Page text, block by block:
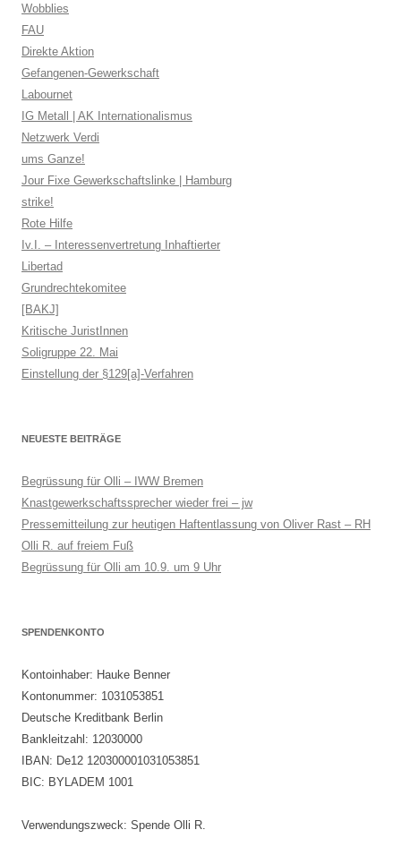
Wobblies
FAU
Direkte Aktion
Gefangenen-Gewerkschaft
Labournet
IG Metall | AK Internationalismus
Netzwerk Verdi
ums Ganze!
Jour Fixe Gewerkschaftslinke | Hamburg
strike!
Rote Hilfe
Iv.I. – Interessenvertretung Inhaftierter
Libertad
Grundrechtekomitee
[BAKJ]
Kritische JuristInnen
Soligruppe 22. Mai
Einstellung der §129[a]-Verfahren
NEUESTE BEITRÄGE
Begrüssung für Olli – IWW Bremen
Knastgewerkschaftssprecher wieder frei – jw
Pressemitteilung zur heutigen Haftentlassung von Oliver Rast – RH
Olli R. auf freiem Fuß
Begrüssung für Olli am 10.9. um 9 Uhr
SPENDENKONTO
Kontoinhaber: Hauke Benner
Kontonummer: 1031053851
Deutsche Kreditbank Berlin
Bankleitzahl: 12030000
IBAN: De12 120300001031053851
BIC: BYLADEM 1001
Verwendungszweck: Spende Olli R.